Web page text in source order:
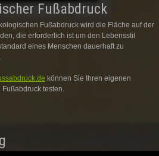
Fußabdruck
Fußabdruck wird die Fläche auf der
die erforderlich ist um den Lebensstil
eines Menschen dauerhaft zu
können Sie Ihren eigenen
Fußabdruck testen.